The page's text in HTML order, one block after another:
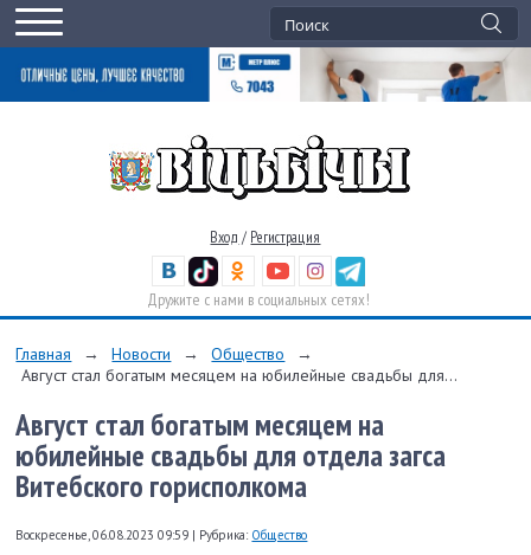
Вход / Регистрация
Дружите с нами в социальных сетях!
Главная → Новости → Общество
→
Август стал богатым месяцем на юбилейные свадьбы для...
Август стал богатым месяцем на
юбилейные свадьбы для отдела загса
Витебского горисполкома
Воскресенье, 06.08.2023 09:59 | Рубрика: Общество